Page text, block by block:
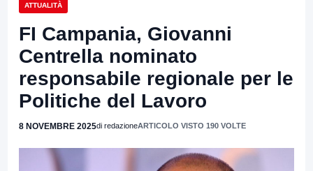
ATTUALITÀ
FI Campania, Giovanni
Centrella nominato
responsabile regionale per le
Politiche del Lavoro
8 NOVEMBRE 2025di redazioneARTICOLO VISTO 190 VOLTE